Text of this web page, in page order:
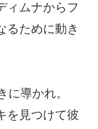
ィムナからフ
るために動き
に導かれ。
を見つけて彼